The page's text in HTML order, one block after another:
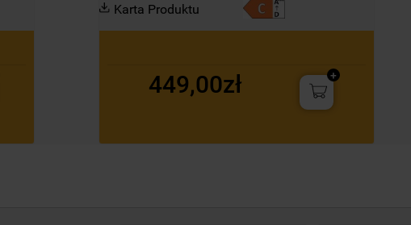
Karta Produktu
449,00zł